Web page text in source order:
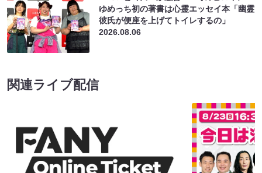
ゆめっち初の著書は心霊エッセイ本「幽霊
彼氏が便座を上げてトイレするの」
2026.08.06
関連ライブ配信